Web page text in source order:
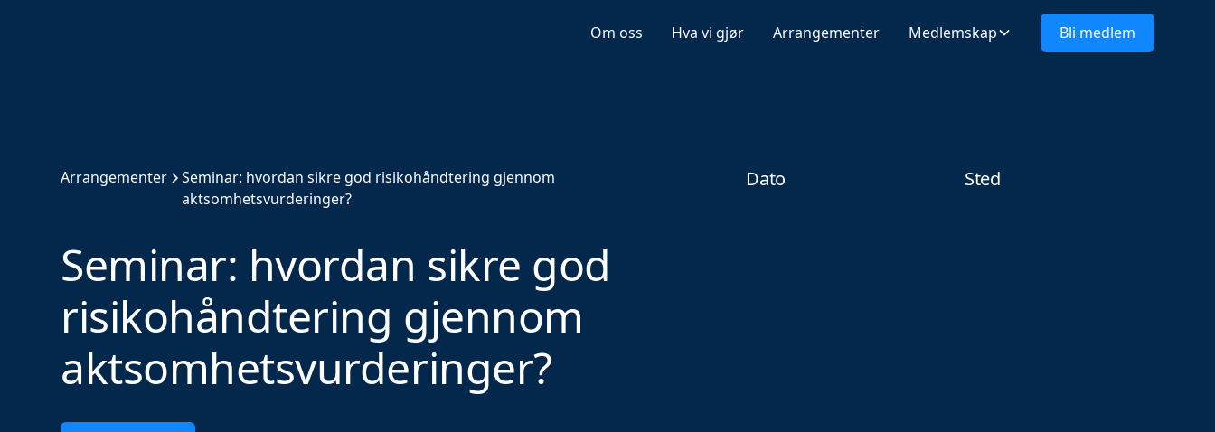
Om oss Hva vi gjør Arrangementer Medlemskap Bli medlem
Arrangementer
Seminar: hvordan sikre god risikohåndtering gjennom
aktsomhetsvurderinger?
Seminar: hvordan sikre god
risikohåndtering gjennom
aktsomhetsvurderinger?
Dato Sted